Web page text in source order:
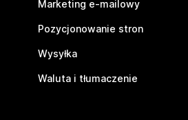
Marketing e-mailowy
Pozycjonowanie stron
Wysyłka
Waluta i tłumaczenie